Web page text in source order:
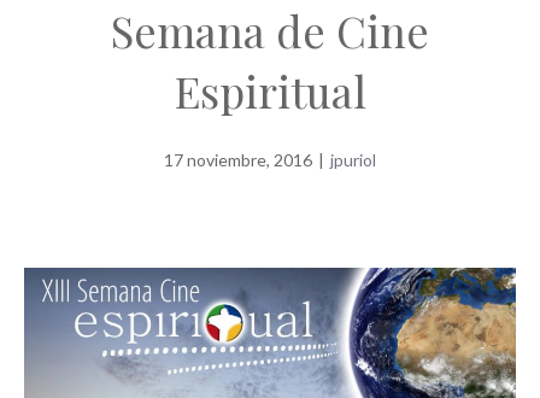
Semana de Cine
Espiritual
17 noviembre, 2016 | jpuriol